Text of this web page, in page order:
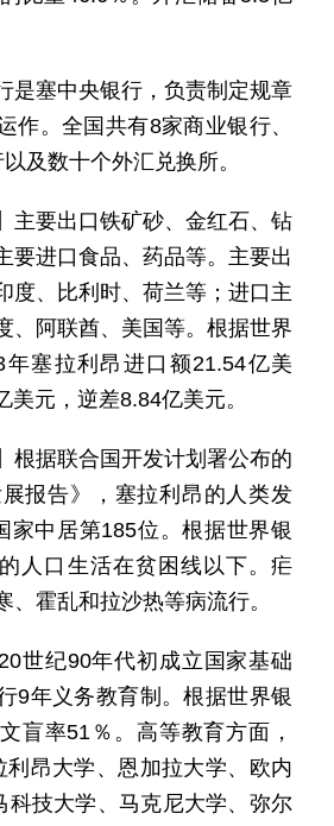
是塞中央银行，负责制定规章
作。全国共有8家商业银行、
及数十个外汇兑换所。
主要出口铁矿砂、金红石、钻
要进口食品、药品等。主要出
度、比利时、荷兰等；进口主
、阿联酋、美国等。根据世界
塞拉利昂进口额21.54亿美
美元，逆差8.84亿美元。
根据联合国开发计划署公布的
展报告》，塞拉利昂的人类发
家中居第185位。根据世界银
人口生活在贫困线以下。疟
、霍乱和拉沙热等病流行。
世纪90年代初成立国家基础
9年义务教育制。根据世界银
盲率51％。高等教育方面，
利昂大学、恩加拉大学、欧内
科技大学、马克尼大学、弥尔